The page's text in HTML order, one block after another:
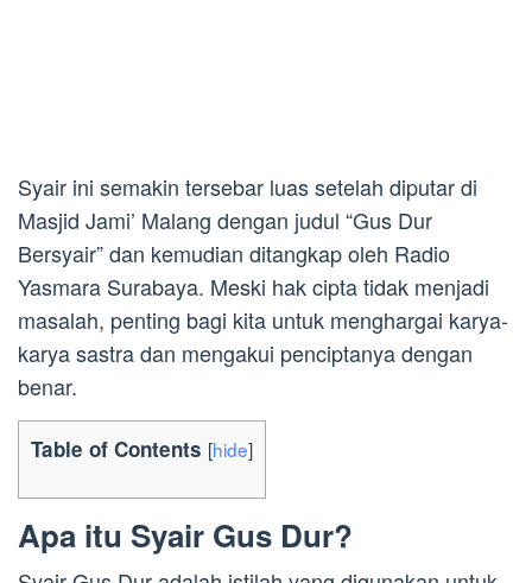
Syair ini semakin tersebar luas setelah diputar di
Masjid Jami’ Malang dengan judul “Gus Dur
Bersyair” dan kemudian ditangkap oleh Radio
Yasmara Surabaya. Meski hak cipta tidak menjadi
masalah, penting bagi kita untuk menghargai karya-
karya sastra dan mengakui penciptanya dengan
benar.
Table of Contents [hide]
Apa itu Syair Gus Dur?